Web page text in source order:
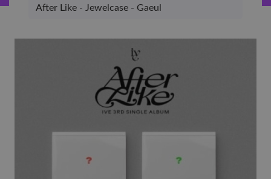
(Winkel)
After Like - Jewelcase - Gaeul